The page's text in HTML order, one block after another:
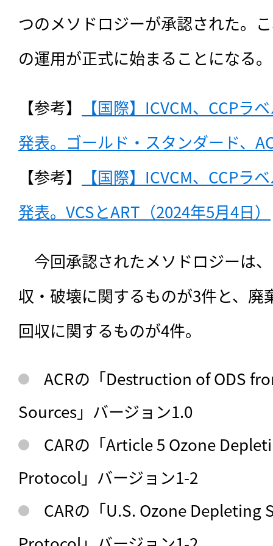
つのメソドロジーが承認された。
の運用が正式に始まることになる。
【参考】
【国際】ICVCM、CCPラ
発表。ゴールド・スタンダード、
【参考】
【国際】ICVCM、CCPラ
発表。VCSとART（2024年5月4日）
今回承認されたメソドロジーは、
収・破壊に関するものが3件と、廃
回収に関するものが4件。
ACRの「Destruction of ODS
Sources」バージョン1.0
CARの「Article 5 Ozone
Protocol」バージョン1-2
CARの「U.S. Ozone Depleting